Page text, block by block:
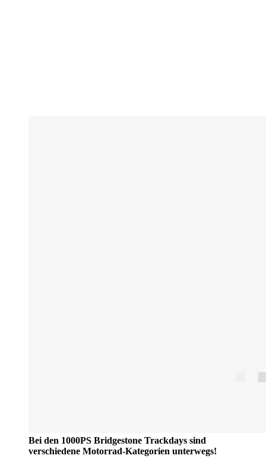
Bei den 1000PS Bridgestone Trackdays sind
verschiedene Motorrad-Kategorien unterwegs!